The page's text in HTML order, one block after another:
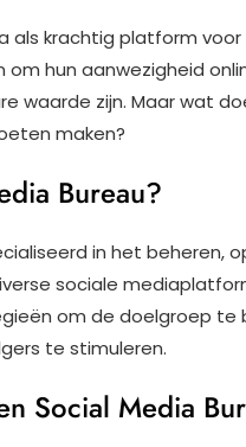
als krachtig platform
hun aanwezigheid
waarde zijn. Maar wat
maken?
Bureau?
in het beheren,
sociale
om de doelgroep
te stimuleren.
Social Media